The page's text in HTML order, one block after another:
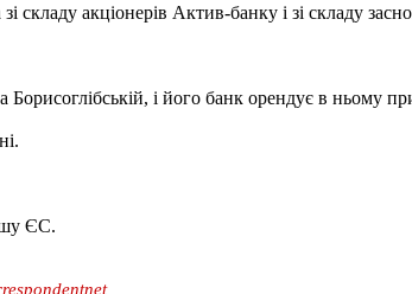
акціонерів Актив-банку і зі складу
Борисоглібській, і його банк орендує в ньому
ЄС.